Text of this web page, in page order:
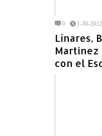
0 1-30-2012
Linares,
Martínez
con el